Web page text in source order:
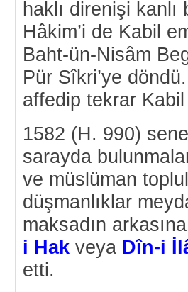
haklı direnişi
Hâkim’i de Kabil
Baht-ün-Nisâm
Pür Sîkri’ye
affedip tekrar
1582 (H. 990)
sarayda
ve müslüman
düşmanlıklar
maksadın
i Hak veya Dîn-i
etti.